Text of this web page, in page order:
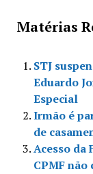
Matérias
STJ
Eduardo
Especial
Irmão é
de
Acesso da
CPMF